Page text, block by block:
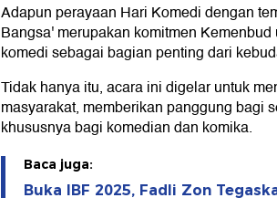
Adapun perayaan Hari Komedi dengan
Bangsa' merupakan komitmen
komedi sebagai bagian penting dari
Tidak hanya itu, acara ini digelar untuk
masyarakat, memberikan panggung bagi
khususnya bagi komedian dan komika.
Baca juga:
Buka IBF 2025, Fadli Zon